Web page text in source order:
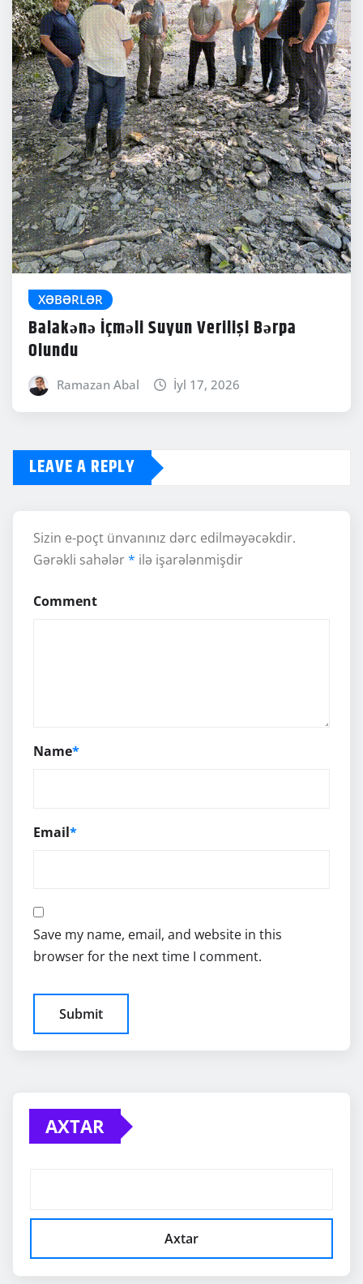
XƏBƏRLƏR
Balakənə İçməli Suyun Verilişi Bərpa
Olundu
Ramazan Abal İyl 17, 2026
LEAVE A REPLY
Sizin e-poçt ünvanınız dərc edilməyəcəkdir.
Gərəkli sahələr* ilə işarələnmişdir
Comment
Name*
Email*
Save my name, email, and website in this
browser for the next time I comment.
AXTAR
Axtar